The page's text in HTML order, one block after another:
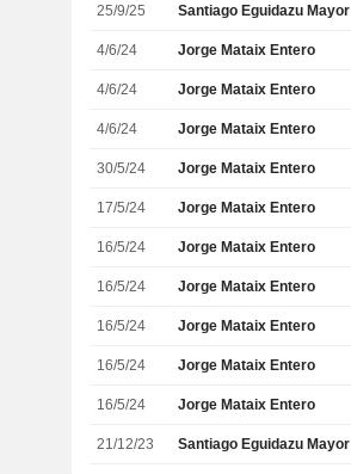
25/9/25 Santiago Eguidazu Mayor
4/6/24 Jorge Mataix Entero
4/6/24 Jorge Mataix Entero
4/6/24 Jorge Mataix Entero
30/5/24 Jorge Mataix Entero
17/5/24 Jorge Mataix Entero
16/5/24 Jorge Mataix Entero
16/5/24 Jorge Mataix Entero
16/5/24 Jorge Mataix Entero
16/5/24 Jorge Mataix Entero
16/5/24 Jorge Mataix Entero
21/12/23 Santiago Eguidazu Mayor